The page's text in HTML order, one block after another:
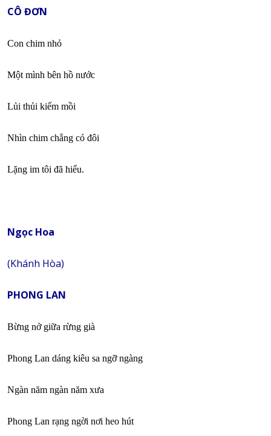
CÔ ĐƠN
Con chim nhỏ
Một mình bên hồ nước
Lủi thủi kiếm mồi
Nhìn chim chẳng có đôi
Lặng im tôi đã hiểu.
Ngọc Hoa
(Khánh Hòa)
PHONG LAN
Bừng nở giữa rừng già
Phong Lan dáng kiêu sa ngỡ ngàng
Ngàn năm ngàn năm xưa
Phong Lan rạng ngời nơi heo hút